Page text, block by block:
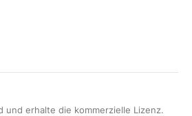
und erhalte die kommerzielle Lizenz.